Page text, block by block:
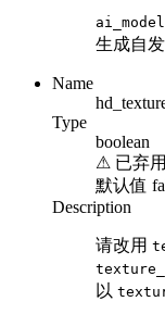
生成自发
Name
Type
boolean
⚠ 已弃用
默认值
Description
请改用
以